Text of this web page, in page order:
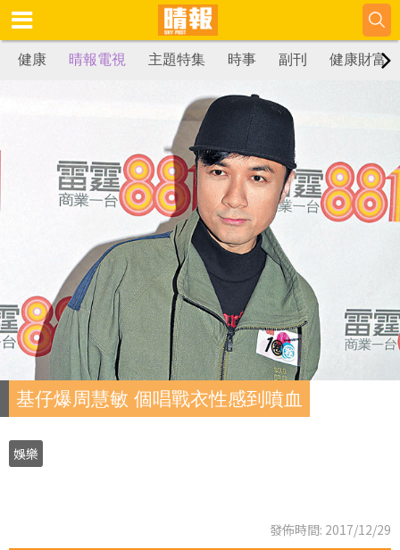
健康 晴報電視 主題特集 時事 副刊 健康財富
基仔爆周慧敏 個唱戰衣性感到噴血
娛樂
發佈時間: 2017/12/29